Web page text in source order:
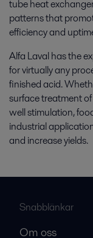
tube heat
patterns that
efficiency and
Alfa Laval has the
for virtually any
finished acid.
surface treatment
well stimulation,
industrial
and increase yields.
Snabblänkar
Om oss